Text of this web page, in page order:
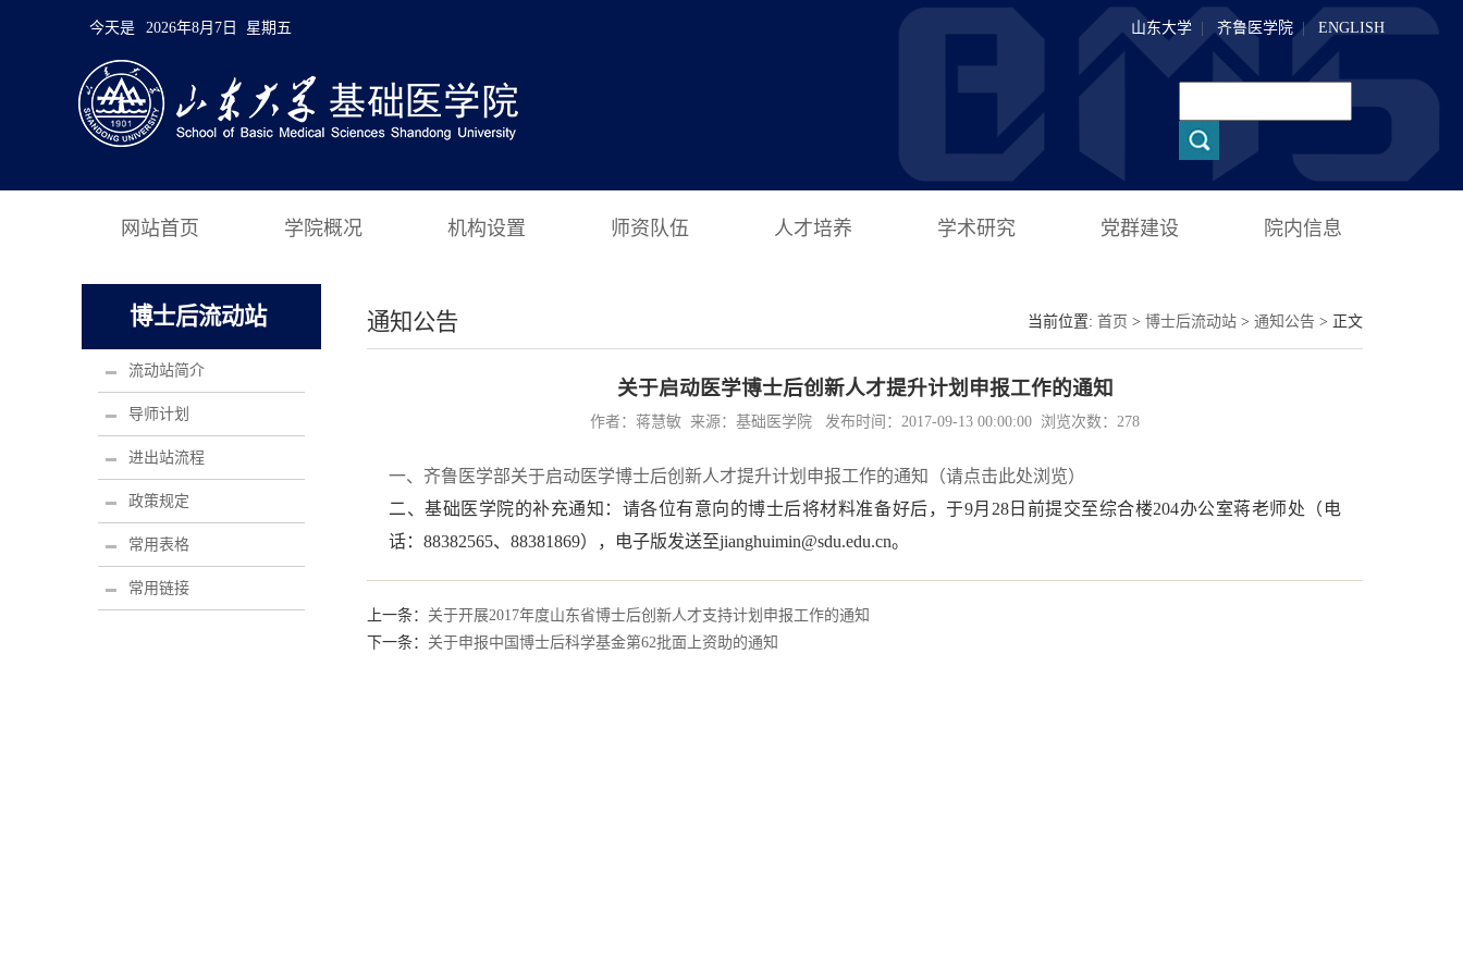
今天是 2026年8月7日 星期五 山东大学 齐鲁医学院 | ENGLISH
网站首页 学院概况 机构设置 师资队伍 人才培养 学术研究 党群建设 院内信息
博士后流动站
流动站简介
导师计划
进出站流程
政策规定
常用表格
常用链接
通知公告 当前位置: 首页 > 博士后流动站 > 通知公告 > 正文
关于启动医学博士后创新人才提升计划申报工作的通知
作者：蒋慧敏 来源：基础医学院 发布时间：2017-09-13 00:00:00 浏览次数： 278
一、齐鲁医学部关于启动医学博士后创新人才提升计划申报工作的通知（请点击此处浏览）
二、基础医学院的补充通知：请各位有意向的博士后将材料准备好后，于9月28日前提交至综合楼204办公室蒋老师处（电
话：88382565、88381869），电子版发送至jianghuimin@sdu.edu.cn。
上一条： 关于开展2017年度山东省博士后创新人才支持计划申报工作的通知
下一条： 关于申报中国博士后科学基金第62批面上资助的通知